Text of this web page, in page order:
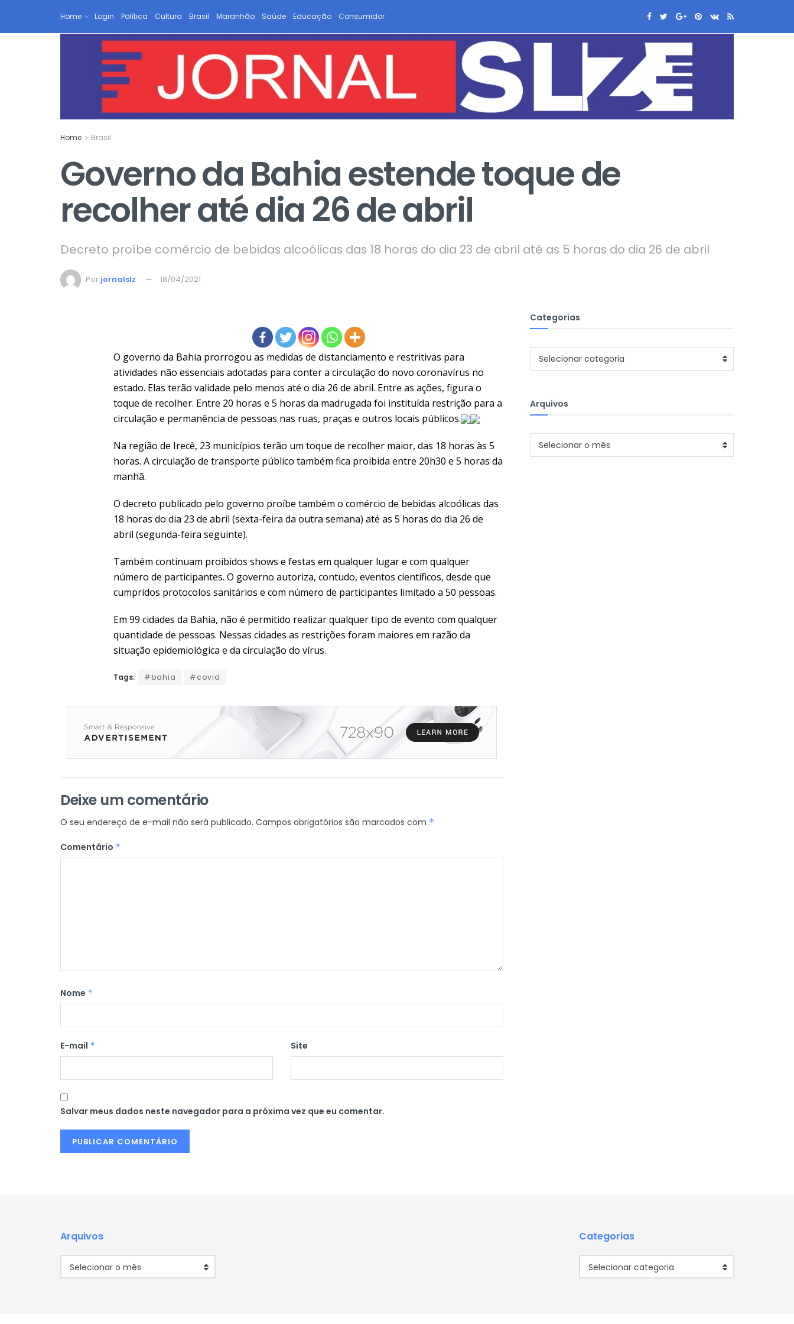
Home Login Política Cultura Brasil Maranhão Saúde Educação Consumidor
Home Brasil
Governo da Bahia estende toque de
recolher até dia 26 de abril
Decreto proíbe comércio de bebidas alcoólicas das 18 horas do dia 23 de abril até as 5 horas do dia 26 de abril
Por jornalslz 18/04/2021
O governo da Bahia prorrogou as medidas de distanciamento e restritivas para
atividades não essenciais adotadas para conter a circulação do novo coronavírus no
estado. Elas terão validade pelo menos até o dia 26 de abril. Entre as ações, figura o
toque de recolher. Entre 20 horas e 5 horas da madrugada foi instituída restrição para a
circulação e permanência de pessoas nas ruas, praças e outros locais públicos.
Na região de Irecê, 23 municípios terão um toque de recolher maior, das 18 horas às 5
horas. A circulação de transporte público também fica proibida entre 20h30 e 5 horas da
manhã.
O decreto publicado pelo governo proíbe também o comércio de bebidas alcoólicas das
18 horas do dia 23 de abril (sexta-feira da outra semana) até as 5 horas do dia 26 de
abril (segunda-feira seguinte).
Também continuam proibidos shows e festas em qualquer lugar e com qualquer
número de participantes. O governo autoriza, contudo, eventos científicos, desde que
cumpridos protocolos sanitários e com número de participantes limitado a 50 pessoas.
Em 99 cidades da Bahia, não é permitido realizar qualquer tipo de evento com qualquer
quantidade de pessoas. Nessas cidades as restrições foram maiores em razão da
situação epidemiológica e da circulação do vírus.
Tags: #bahia #covid
Deixe um comentário
O seu endereço de e-mail não será publicado. Campos obrigatórios são marcados com *
Comentário *
Nome *
E-mail * Site
Salvar meus dados neste navegador para a próxima vez que eu comentar.
Categorias
Categorias
Selecionar categoria
Arquivos
Arquivos
Selecionar o mês
Arquivos
Selecionar o mês
Categorias
Selecionar categoria